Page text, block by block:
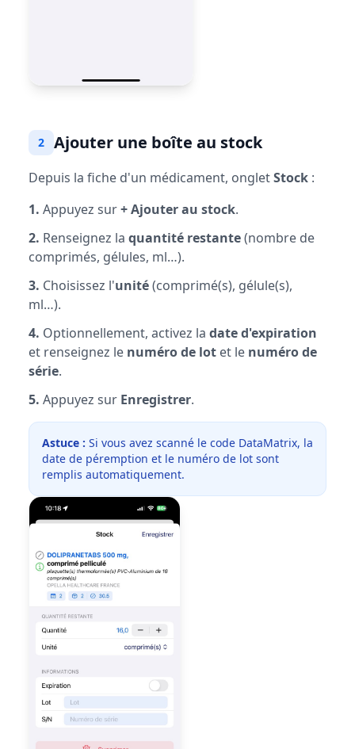
2 Ajouter une boîte au stock
Depuis la fiche d'un médicament, ongletStock :
1. Appuyez sur+ Ajouter au stock.
2. Renseignez la quantité restante(nombre de
comprimés, gélules, ml…).
3. Choisissez l'unité(comprimé(s), gélule(s),
ml…).
4. Optionnellement, activez la date d'expiration
et renseignez le numéro de lot et le numéro de
série.
5. Appuyez sur Enregistrer.
Astuce : Si vous avez scanné le code DataMatrix, la
date de péremption et le numéro de lot sont
remplis automatiquement.